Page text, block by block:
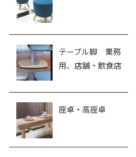
テーブル脚 業務
用、店舗・飲食店
座卓・高座卓